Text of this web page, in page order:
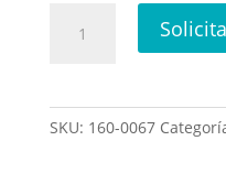
fuente
SKU: 160-0067